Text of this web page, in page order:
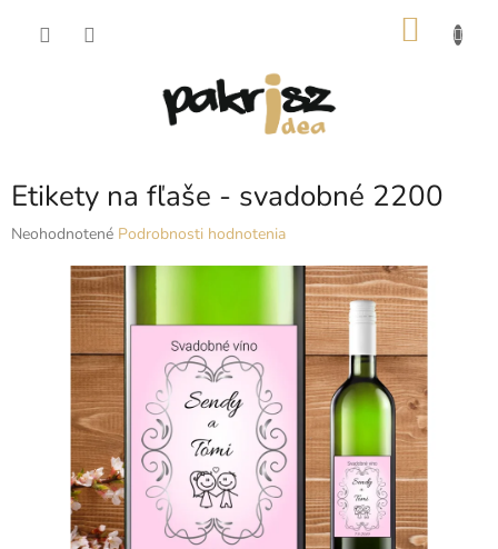
Etikety na fľaše - svadobné 2200
Priemerné
produktu
Neohodnotené Podrobnosti hodnotenia